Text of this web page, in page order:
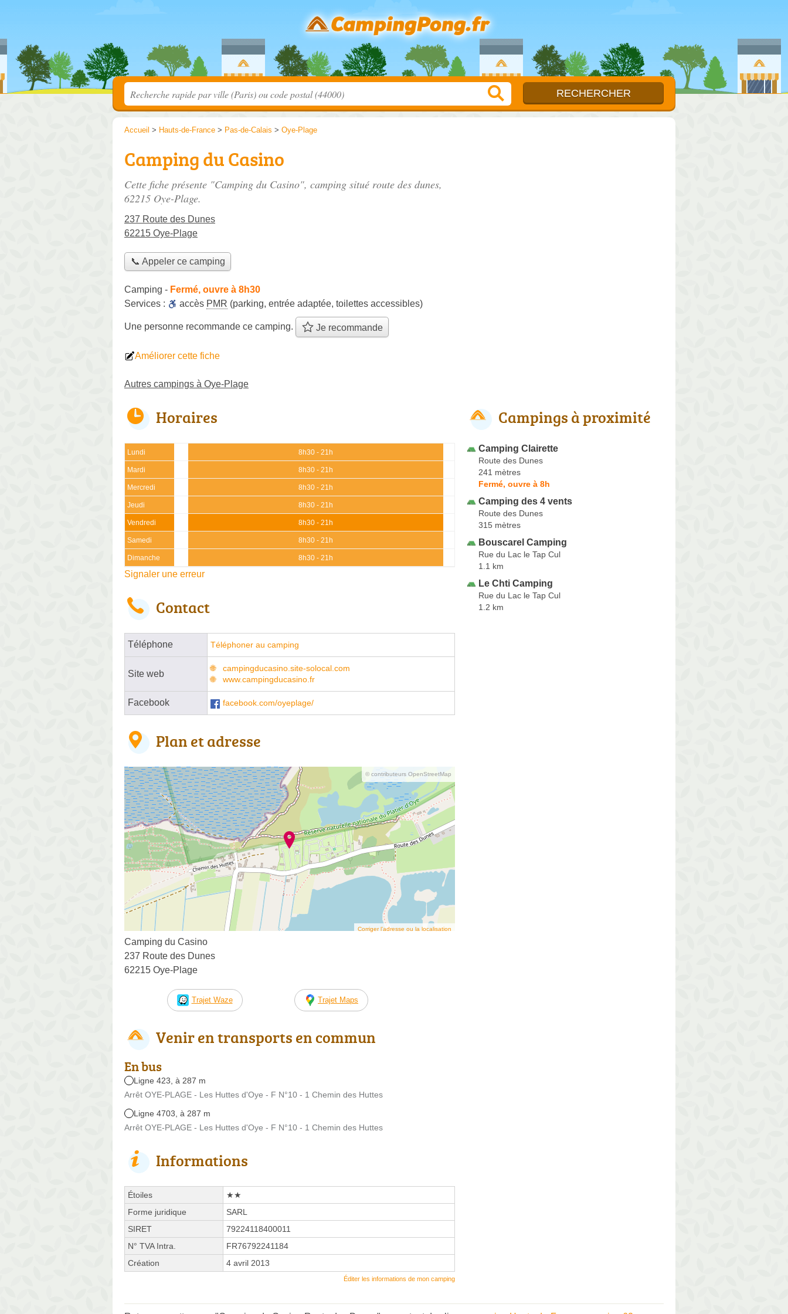
Accueil > Hauts-de-France > Pas-de-Calais > Oye-Plage
Camping du Casino
Cette fiche présente "Camping du Casino", camping situé route des dunes,
62215 Oye-Plage.
237 Route des Dunes
62215 Oye-Plage
📞 Appeler ce camping
Camping - Fermé, ouvre à 8h30
Services :
accès PMR (parking, entrée adaptée, toilettes accessibles)
Une personne recommande ce camping. Je recommande
Améliorer cette fiche
Autres campings à Oye-Plage
Horaires
Lundi 8h30 - 21h
Mardi 8h30 - 21h
Mercredi 8h30 - 21h
Jeudi 8h30 - 21h
Vendredi 8h30 - 21h
Samedi 8h30 - 21h
Dimanche 8h30 - 21h
Signaler une erreur
Contact
Téléphone Téléphoner au camping
Site web
campingducasino.site-solocal.com
www.campingducasino.fr
Facebook facebook.com/oyeplage/
Plan et adresse
© contributeurs OpenStreetMap
Corriger l’adresse ou la localisation
Camping du Casino
237 Route des Dunes
62215 Oye-Plage
Trajet Waze Trajet Maps
Venir en transports en commun
En bus
Ligne 423, à 287 m
Arrêt OYE-PLAGE - Les Huttes d'Oye - F N°10 - 1 Chemin des Huttes
Ligne 4703, à 287 m
Arrêt OYE-PLAGE - Les Huttes d'Oye - F N°10 - 1 Chemin des Huttes
Informations
Étoiles
★★
Forme juridique
SARL
SIRET
79224118400011
N° TVA Intra.
FR76792241184
Création
4 avril 2013
Éditer les informations de mon camping
Campings à proximité
Camping Clairette
Route des Dunes
241 mètres
Fermé, ouvre à 8h
Camping des 4 vents
Route des Dunes
315 mètres
Bouscarel Camping
Rue du Lac le Tap Cul
1.1 km
Le Chti Camping
Rue du Lac le Tap Cul
1.2 km